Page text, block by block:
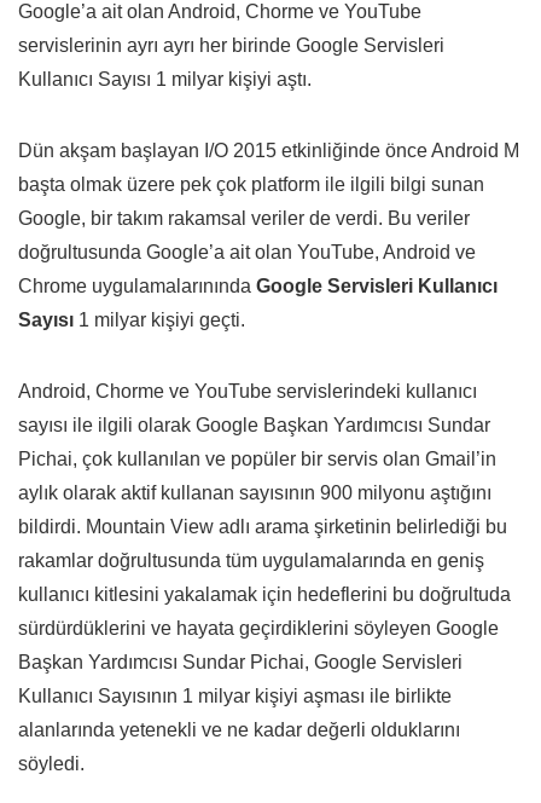
Google’a ait olan Android, Chorme ve YouTube
servislerinin ayrı ayrı her birinde Google Servisleri
Kullanıcı Sayısı 1 milyar kişiyi aştı.
Dün akşam başlayan I/O 2015 etkinliğinde önce Android M
başta olmak üzere pek çok platform ile ilgili bilgi sunan
Google, bir takım rakamsal veriler de verdi. Bu veriler
doğrultusunda Google’a ait olan YouTube, Android ve
Chrome uygulamalarınında Google Servisleri Kullanıcı
Sayısı 1 milyar kişiyi geçti.
Android, Chorme ve YouTube servislerindeki kullanıcı
sayısı ile ilgili olarak Google Başkan Yardımcısı Sundar
Pichai, çok kullanılan ve popüler bir servis olan Gmail’in
aylık olarak aktif kullanan sayısının 900 milyonu aştığını
bildirdi. Mountain View adlı arama şirketinin belirlediği bu
rakamlar doğrultusunda tüm uygulamalarında en geniş
kullanıcı kitlesini yakalamak için hedeflerini bu doğrultuda
sürdürdüklerini ve hayata geçirdiklerini söyleyen Google
Başkan Yardımcısı Sundar Pichai, Google Servisleri
Kullanıcı Sayısının 1 milyar kişiyi aşması ile birlikte
alanlarında yetenekli ve ne kadar değerli olduklarını
söyledi.